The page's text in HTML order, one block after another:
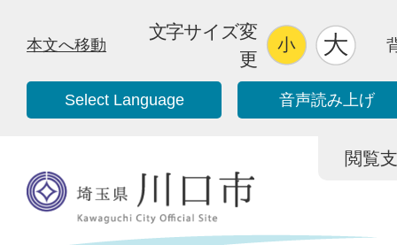
本文へ移動
文字サイズ変
更
Select Language 音声読み上げ
閲覧